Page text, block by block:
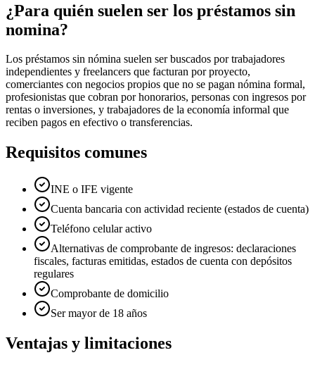
¿Para quién suelen ser los préstamos sin
nomina?
Los préstamos sin nómina suelen ser buscados por trabajadores
independientes y freelancers que facturan por proyecto,
comerciantes con negocios propios que no se pagan nómina formal,
profesionistas que cobran por honorarios, personas con ingresos por
rentas o inversiones, y trabajadores de la economía informal que
reciben pagos en efectivo o transferencias.
Requisitos comunes
INE o IFE vigente
Cuenta bancaria con actividad reciente (estados de cuenta)
Teléfono celular activo
Alternativas de comprobante de ingresos: declaraciones
fiscales, facturas emitidas, estados de cuenta con depósitos
regulares
Comprobante de domicilio
Ser mayor de 18 años
Ventajas y limitaciones